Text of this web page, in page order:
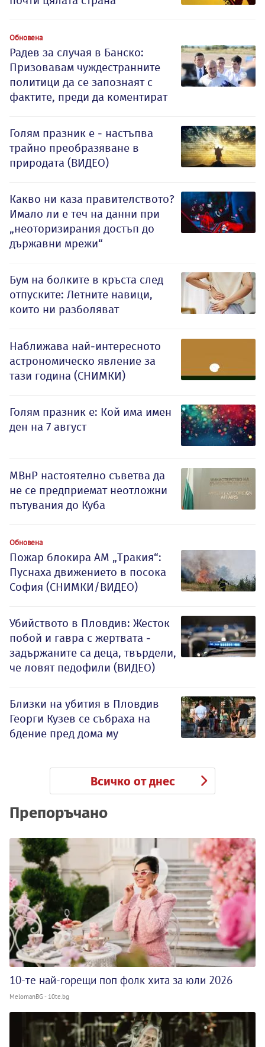
Обновена
Радев за случая в Банско:
Призовавам чуждестранните
политици да се запознаят с
фактите, преди да коментират
Голям празник е - настъпва
трайно преобразяване в
природата (ВИДЕО)
Какво ни каза правителството?
Имало ли е теч на данни при
„неоторизирания достъп до
държавни мрежи“
Бум на болките в кръста след
отпуските: Летните навици,
които ни разболяват
Наближава най-интересното
астрономическо явление за
тази година (СНИМКИ)
Голям празник е: Кой има имен
ден на 7 август
МВнР настоятелно съветва да
не се предприемат неотложни
пътувания до Куба
Обновена
Пожар блокира АМ „Тракия“:
Пуснаха движението в посока
София (СНИМКИ/ВИДЕО)
Убийството в Пловдив: Жесток
побой и гавра с жертвата -
задържаните са деца, твърдели,
че ловят педофили (ВИДЕО)
Близки на убития в Пловдив
Георги Кузев се събраха на
бдение пред дома му
Всичко от днес
Препоръчано
10-те най-горещи поп фолк хита за юли 2026
MelomanBG - 10te.bg